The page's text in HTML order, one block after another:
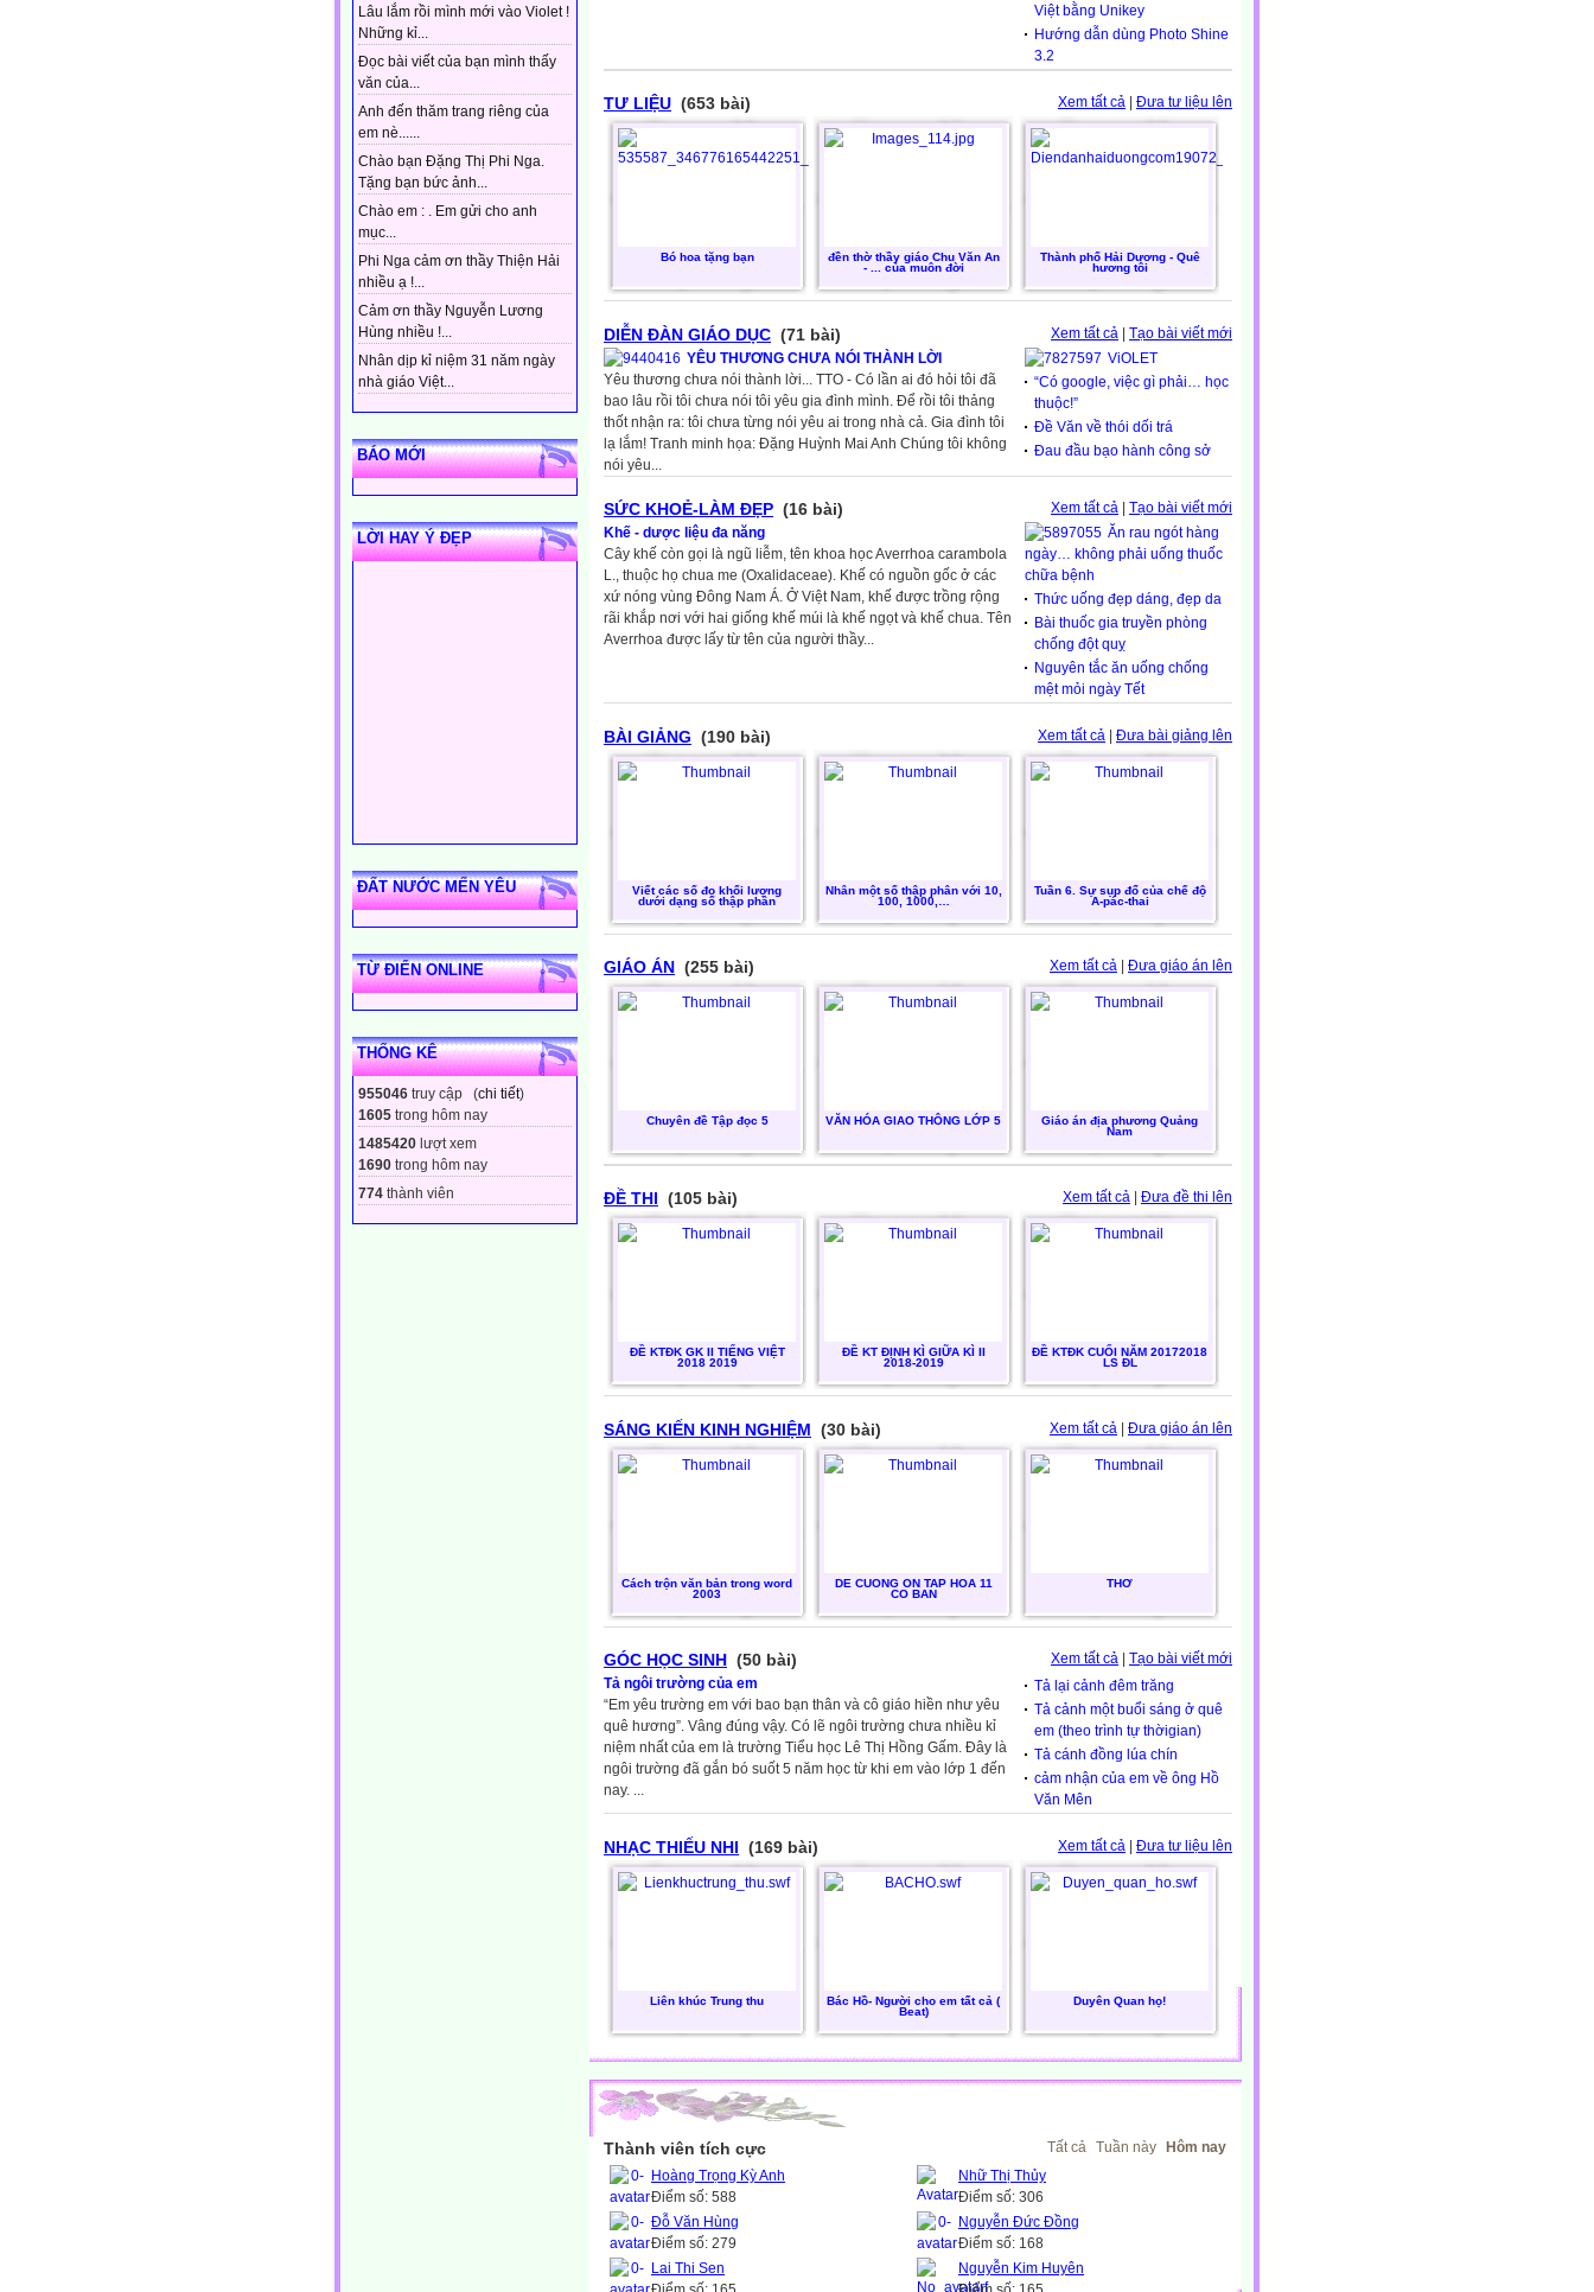
Lâu lắm rồi mình mới vào Violet !
Những kỉ...
Đọc bài viết của bạn mình thấy
văn của...
Anh đến thăm trang riêng của
em nè......
Chào bạn Đặng Thị Phi Nga.
Tặng bạn bức ảnh...
Chào em : . Em gửi cho anh
mục...
Phi Nga cảm ơn thầy Thiện Hải
nhiều ạ !...
Cảm ơn thầy Nguyễn Lương
Hùng nhiều !...
Nhân dịp kỉ niệm 31 năm ngày
nhà giáo Việt...
BÁO MỚI
LỜI HAY Ý ĐẸP
ĐẤT NƯỚC MẾN YÊU
TỪ ĐIỂN ONLINE
THỐNG KÊ
955046 truy cập (chi tiết)
1605 trong hôm nay
1485420 lượt xem
1690 trong hôm nay
774 thành viên
Việt bằng Unikey
Hướng dẫn dùng Photo Shine
3.2
Xem tất cả Đưa tư liệu lên
TƯ LIỆU (653 bài)
Bó hoa tặng bạn
đền thờ thầy giáo Chu Văn An
- ... của muôn đời
Thành phố Hải Dương - Quê
hương tôi
Xem tất cả | Tạo bài viết mới
DIỄN ĐÀN GIÁO DỤC (71 bài)
YÊU THƯƠNG CHƯA NÓI THÀNH LỜI
Yêu thương chưa nói thành lời... TTO - Có lần ai đó hỏi tôi đã
bao lâu rồi tôi chưa nói tôi yêu gia đình mình. Để rồi tôi thảng
thốt nhận ra: tôi chưa từng nói yêu ai trong nhà cả. Gia đình tôi
lạ lắm! Tranh minh họa: Đặng Huỳnh Mai Anh Chúng tôi không
nói yêu...
ViOLET
“Có google, việc gì phải… học
thuộc!”
Đề Văn về thói dối trá
Đau đầu bạo hành công sở
Xem tất cả Tạo bài viết mới
SỨC KHOẺ-LÀM ĐẸP (16 bài)
Khế - dược liệu đa năng
Cây khế còn gọi là ngũ liễm, tên khoa học Averrhoa carambola
L., thuộc họ chua me (Oxalidaceae). Khế có nguồn gốc ở các
xứ nóng vùng Đông Nam Á. Ở Việt Nam, khế được trồng rộng
rãi khắp nơi với hai giống khế múi là khế ngọt và khế chua. Tên
Averrhoa được lấy từ tên của người thầy...
Ăn rau ngót hàng
ngày… không phải uống thuốc
chữa bệnh
Thức uống đẹp dáng, đẹp da
Bài thuốc gia truyền phòng
chống đột quỵ
Nguyên tắc ăn uống chống
mệt mỏi ngày Tết
Xem tất cả | Đưa bài giảng lên
BÀI GIẢNG (190 bài)
Viết các số đo khối lượng
dưới dạng số thập phân
Nhân một số thập phân với 10,
100, 1000,…
Tuần 6. Sự sụp đổ của chế độ
A-pác-thai
Xem tất cả Đưa giáo án lên
GIÁO ÁN (255 bài)
Chuyên đề Tập đọc 5 VĂN HÓA GIAO THÔNG LỚP 5
Giáo án địa phương Quảng
Nam
Xem tất cả Đưa đề thi lên
ĐỀ THI (105 bài)
ĐỀ KTĐK GK II TIẾNG VIỆT
2018 2019
ĐỀ KT ĐỊNH KÌ GIỮA KÌ II
2018-2019
ĐỀ KTĐK CUỐI NĂM 20172018
LS ĐL
Xem tất cả | Đưa giáo án lên
SÁNG KIẾN KINH NGHIỆM (30 bài)
Cách trộn văn bản trong word
2003
DE CUONG ON TAP HOA 11
CO BAN
THƠ
Xem tất cả Tạo bài viết mới
GÓC HỌC SINH (50 bài)
Tả ngôi trường của em
“Em yêu trường em với bao bạn thân và cô giáo hiền như yêu
quê hương”. Vâng đúng vậy. Có lẽ ngôi trường chưa nhiều kỉ
niệm nhất của em là trường Tiểu học Lê Thị Hồng Gấm. Đây là
ngôi trường đã gắn bó suốt 5 năm học từ khi em vào lớp 1 đến
nay. ...
Tả lại cảnh đêm trăng
Tả cảnh một buổi sáng ở quê
em (theo trình tự thờigian)
Tả cánh đồng lúa chín
cảm nhận của em về ông Hồ
Văn Mên
Xem tất cả | Đưa tư liệu lên
NHẠC THIẾU NHI (169 bài)
Liên khúc Trung thu
Bác Hồ- Người cho em tất cả (
Beat)
Duyên Quan họ!
Tất cả Tuần này Hôm nay
Thành viên tích cực
Hoàng Trọng Kỳ Anh
Điểm số: 588
Nhữ Thị Thủy
Điểm số: 306
Đỗ Văn Hùng
Điểm số: 279
Nguyễn Đức Đồng
Điểm số: 168
Lai Thi Sen
Nguyễn Kim Huyên